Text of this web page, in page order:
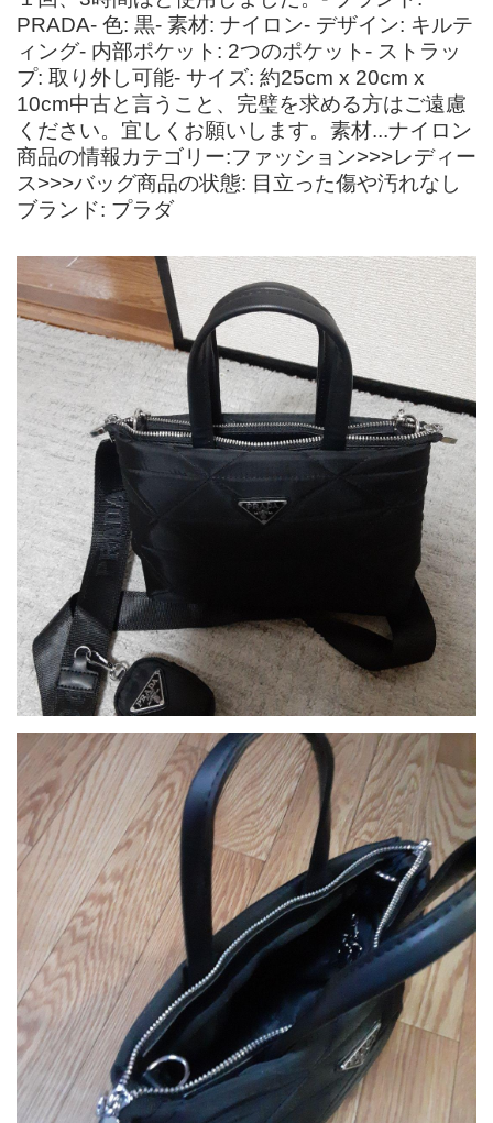
PRADA- 色: 黒- 素材: ナイロン- デザイン: キルテ
ィング- 内部ポケット: 2つのポケット- ストラッ
プ: 取り外し可能- サイズ: 約25cm x 20cm x
10cm中古と言うこと、完璧を求める方はご遠慮
ください。宜しくお願いします。素材...ナイロン
商品の情報カテゴリー:ファッション>>>レディー
ス>>>バッグ商品の状態: 目立った傷や汚れなし
ブランド: プラダ